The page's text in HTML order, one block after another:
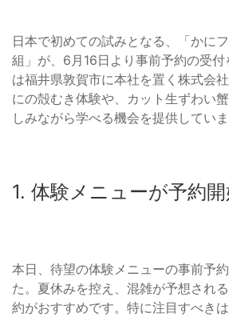
日本で初めての試みとなる、「かに
組」が、6月16日より事前予約の受
は福井県敦賀市に本社を置く株式会
にの殻むき体験や、カット生ずわい
しみながら学べる機会を提供していま
1. 体験メニューが予約開
本日、待望の体験メニューの事前予
た。夏休みを控え、混雑が予想され
約がおすすめです。特に注目すべき